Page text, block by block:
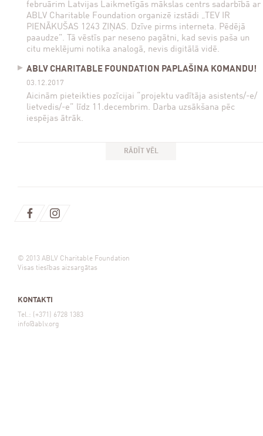
februārim Latvijas Laikmetīgās mākslas centrs sadarbībā ar
ABLV Charitable Foundation organizē izstādi „TEV IR
PIENĀKUŠAS 1243 ZIŅAS. Dzīve pirms interneta. Pēdējā
paaudze”. Tā vēstīs par neseno pagātni, kad sevis paša un
citu meklējumi notika analogā, nevis digitālā vidē.
ABLV CHARITABLE FOUNDATION PAPLAŠINA KOMANDU!
03.12.2017
Aicinām pieteikties pozīcijai “projektu vadītāja asistents/-e/
lietvedis/-e” līdz 11.decembrim. Darba uzsākšana pēc
iespējas ātrāk.
RĀDĪT VĒL
© 2013 ABLV Charitable Foundation
Visas tiesības aizsargātas
KONTAKTI
Tel.: (+371) 6728 1383
info@ablv.org